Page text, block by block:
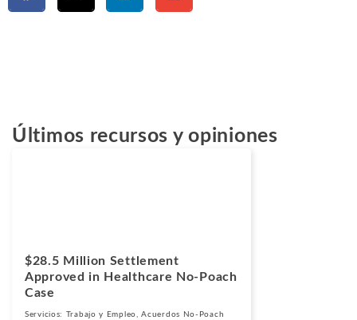
Últimos recursos y opiniones
$28.5 Million Settlement
Approved in Healthcare No-Poach
Case
Servicios: Trabajo y Empleo ,Acuerdos No-Poach